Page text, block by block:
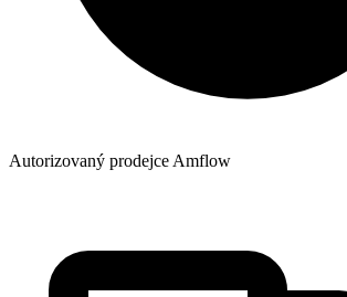
Autorizovaný prodejce Amflow